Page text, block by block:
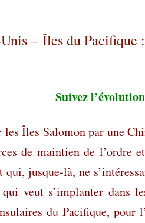
– Îles du Pacifique
Suivez
les Îles Salomon par une
de maintien de l’ordre
jusque-là, ne
veut s’implanter dans
du Pacifique, pour